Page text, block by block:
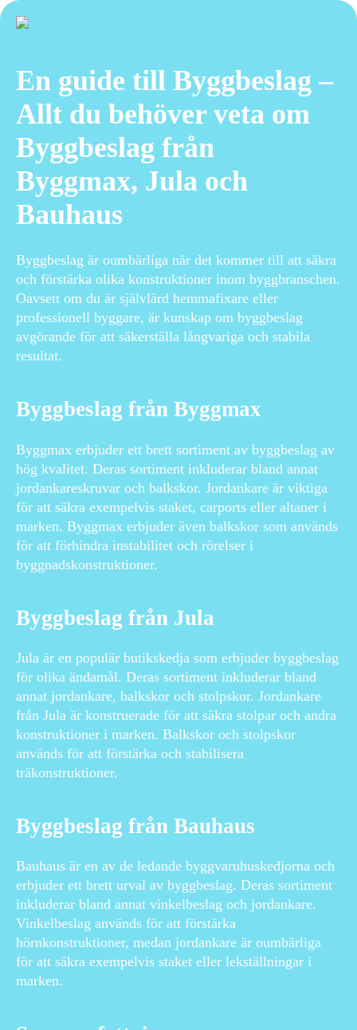
En guide till Byggbeslag –
Allt du behöver veta om
Byggbeslag från
Byggmax, Jula och
Bauhaus
Byggbeslag är oumbärliga när det kommer till att säkra
och förstärka olika konstruktioner inom byggbranschen.
Oavsett om du är självlärd hemmafixare eller
professionell byggare, är kunskap om byggbeslag
avgörande för att säkerställa långvariga och stabila
resultat.
Byggbeslag från Byggmax
Byggmax erbjuder ett brett sortiment av byggbeslag av
hög kvalitet. Deras sortiment inkluderar bland annat
jordankareskruvar och balkskor. Jordankare är viktiga
för att säkra exempelvis staket, carports eller altaner i
marken. Byggmax erbjuder även balkskor som används
för att förhindra instabilitet och rörelser i
byggnadskonstruktioner.
Byggbeslag från Jula
Jula är en populär butikskedja som erbjuder byggbeslag
för olika ändamål. Deras sortiment inkluderar bland
annat jordankare, balkskor och stolpskor. Jordankare
från Jula är konstruerade för att säkra stolpar och andra
konstruktioner i marken. Balkskor och stolpskor
används för att förstärka och stabilisera
träkonstruktioner.
Byggbeslag från Bauhaus
Bauhaus är en av de ledande byggvaruhuskedjorna och
erbjuder ett brett urval av byggbeslag. Deras sortiment
inkluderar bland annat vinkelbeslag och jordankare.
Vinkelbeslag används för att förstärka
hörnkonstruktioner, medan jordankare är oumbärliga
för att säkra exempelvis staket eller lekställningar i
marken.